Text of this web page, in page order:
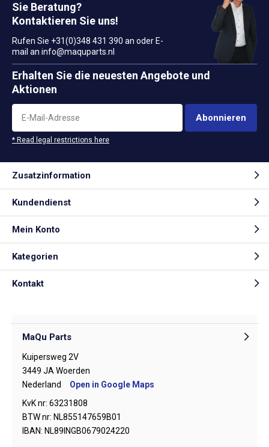
Sie Beratung?
Kontaktieren Sie uns!
Rufen Sie +31(0)348 431 390 an oder E-
mail an info@maquparts.nl
Erhalten Sie die neuesten Angebote und
Aktionen
Abonnieren
* Read legal restrictions here
Zusatzinformation
Kundendienst
Mein Konto
Kategorien
Kontakt
MaQu Parts
Kuipersweg 2V
3449 JA Woerden
Nederland
Open in Google Maps
KvK nr: 63231808
BTW nr: NL855147659B01
IBAN: NL89INGB0679024220